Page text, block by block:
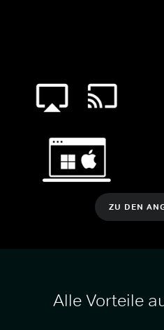
ZU DEN
Alle Vorteile